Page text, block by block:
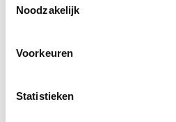
Noodzakelijk
Voorkeuren
Statistieken